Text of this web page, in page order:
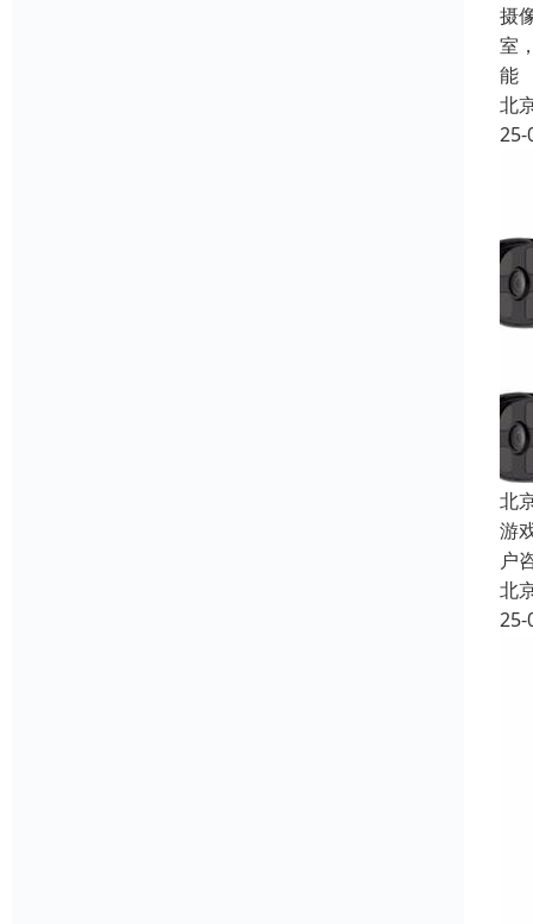
摄
室
能
北
25-
北
游
户
北
25-